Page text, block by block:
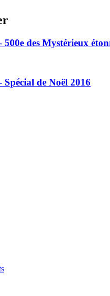
500e des Mystérieux
Spécial de Noël 2016